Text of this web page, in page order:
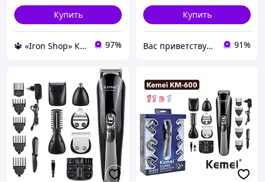
Купить
🔱 «Iron Shop» Компетентность! Качество товара! Быстрая отправка! ✅ 97%
Купить
Вас приветствует интернет-магазин SvetOn! 91%